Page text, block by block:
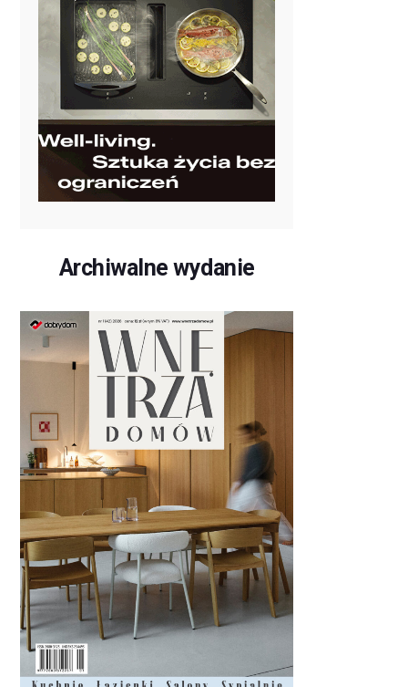
Archiwalne wydanie